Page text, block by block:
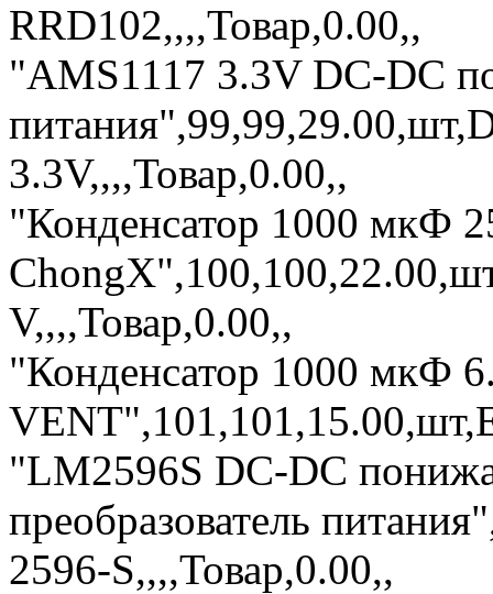
RRD102,,,,Товар,0.00,,
"AMS1117 3.3V DC-DC
3.3V,,,,Товар,0.00,,
"Конденсатор 1000 мкФ
V,,,,Товар,0.00,,
"Конденсатор 1000 мкФ
"LM2596S DC-DC
преобразователь
2596-S,,,,Товар,0.00,,